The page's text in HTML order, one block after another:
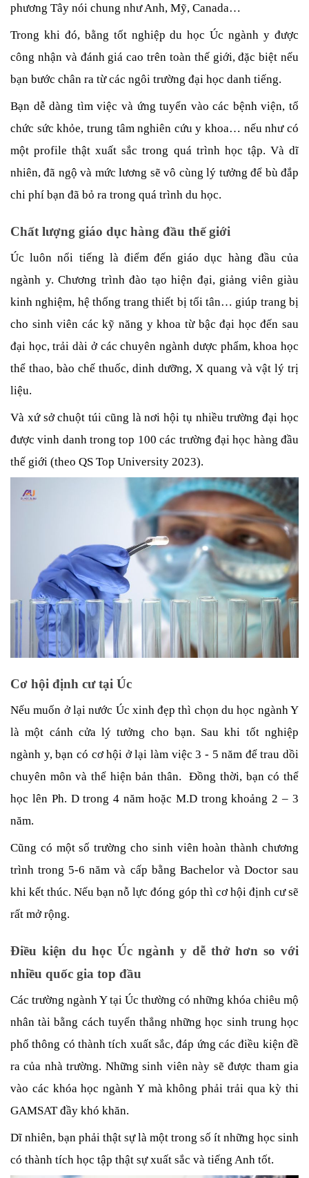
phương Tây nói chung như Anh, Mỹ, Canada…
Trong khi đó, bằng tốt nghiệp du học Úc ngành y được
công nhận và đánh giá cao trên toàn thế giới, đặc biệt nếu
bạn bước chân ra từ các ngôi trường đại học danh tiếng.
Bạn dễ dàng tìm việc và ứng tuyển vào các bệnh viện, tổ
chức sức khỏe, trung tâm nghiên cứu y khoa… nếu như có
một profile thật xuất sắc trong quá trình học tập. Và dĩ
nhiên, đã ngộ và mức lương sẽ vô cùng lý tưởng để bù đắp
chi phí bạn đã bỏ ra trong quá trình du học.
Chất lượng giáo dục hàng đầu thế giới
Úc luôn nổi tiếng là điểm đến giáo dục hàng đầu của
ngành y. Chương trình đào tạo hiện đại, giảng viên giàu
kinh nghiệm, hệ thống trang thiết bị tối tân… giúp trang bị
cho sinh viên các kỹ năng y khoa từ bậc đại học đến sau
đại học, trải dài ở các chuyên ngành dược phẩm, khoa học
thể thao, bào chế thuốc, dinh dưỡng, X quang và vật lý trị
liệu.
Và xứ sở chuột túi cũng là nơi hội tụ nhiều trường đại học
được vinh danh trong top 100 các trường đại học hàng đầu
thế giới (theo QS Top University 2023).
Cơ hội định cư tại Úc
Nếu muốn ở lại nước Úc xinh đẹp thì chọn du học ngành Y
là một cánh cửa lý tưởng cho bạn. Sau khi tốt nghiệp
ngành y, bạn có cơ hội ở lại làm việc 3 - 5 năm để trau dồi
chuyên môn và thể hiện bản thân.  Đồng thời, bạn có thể
học lên Ph. D trong 4 năm hoặc M.D trong khoảng 2 – 3
năm.
Cũng có một số trường cho sinh viên hoàn thành chương
trình trong 5-6 năm và cấp bằng Bachelor và Doctor sau
khi kết thúc. Nếu bạn nỗ lực đóng góp thì cơ hội định cư sẽ
rất mở rộng.
Điều kiện du học Úc ngành y dễ thở hơn so với
nhiều quốc gia top đầu
Các trường ngành Y tại Úc thường có những khóa chiêu mộ
nhân tài bằng cách tuyển thẳng những học sinh trung học
phổ thông có thành tích xuất sắc, đáp ứng các điều kiện đề
ra của nhà trường. Những sinh viên này sẽ được tham gia
vào các khóa học ngành Y mà không phải trải qua kỳ thi
GAMSAT đầy khó khăn.
Dĩ nhiên, bạn phải thật sự là một trong số ít những học sinh
có thành tích học tập thật sự xuất sắc và tiếng Anh tốt.